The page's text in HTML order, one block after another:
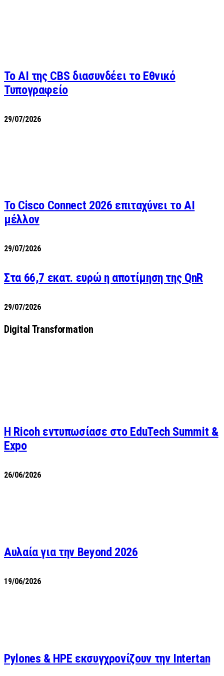
Το AI της CBS διασυνδέει το Εθνικό
Τυπογραφείο
29/07/2026
Το Cisco Connect 2026 επιταχύνει το AI
μέλλον
29/07/2026
Στα 66,7 εκατ. ευρώ η αποτίμηση της QnR
29/07/2026
Digital Transformation
Η Ricoh εντυπωσίασε στο EduTech Summit &
Expo
26/06/2026
Αυλαία για την Beyond 2026
19/06/2026
Pylones & HPE εκσυγχρονίζουν την Intertan